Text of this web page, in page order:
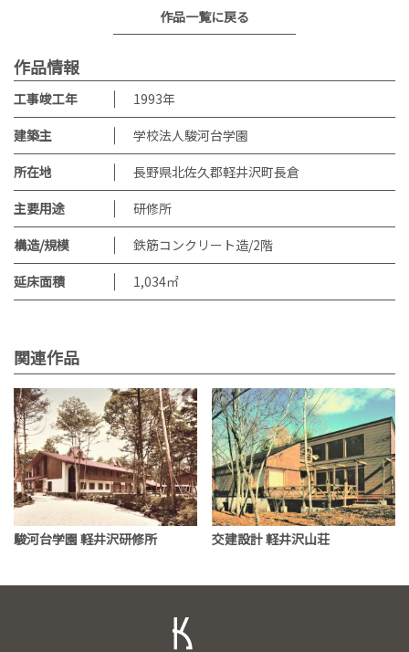
作品一覧に戻る
作品情報
工事竣工年 1993年
建築主
学校法人駿河台学園
所在地
長野県北佐久郡軽井沢町長倉
主要用途
研修所
構造/規模
鉄筋コンクリート造/2階
延床面積
1,034㎡
関連作品
駿河台学園 軽井沢研修所 交建設計 軽井沢山荘